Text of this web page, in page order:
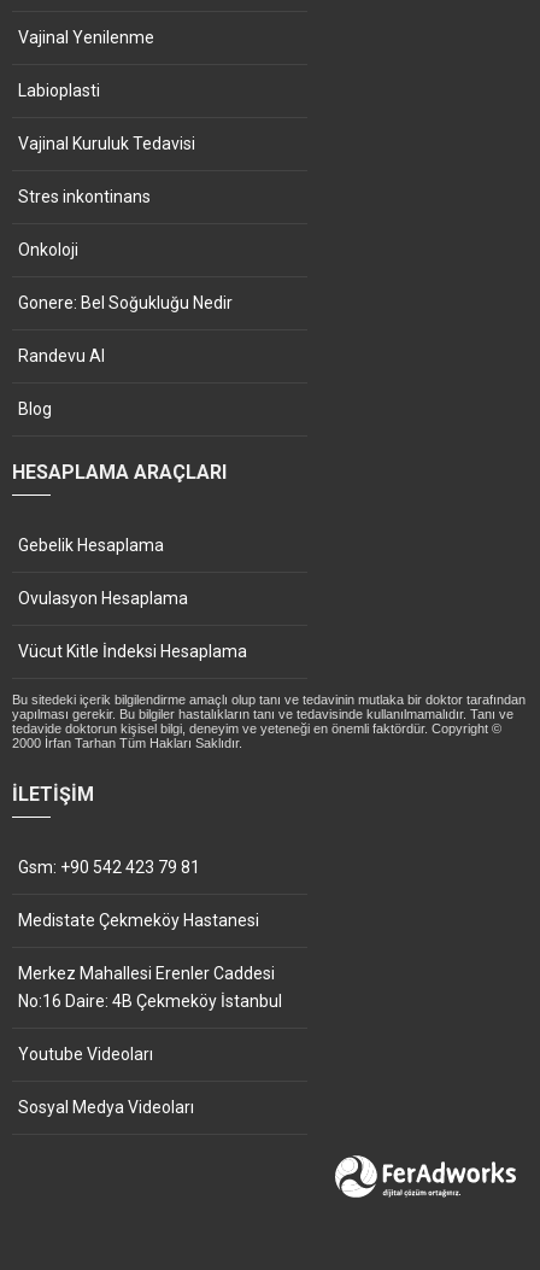
Vajinal Yenilenme
Labioplasti
Vajinal Kuruluk Tedavisi
Stres inkontinans
Onkoloji
Gonere: Bel Soğukluğu Nedir
Randevu Al
Blog
HESAPLAMA ARAÇLARI
Gebelik Hesaplama
Ovulasyon Hesaplama
Vücut Kitle İndeksi Hesaplama
Bu sitedeki içerik bilgilendirme amaçlı olup tanı ve tedavinin mutlaka bir doktor tarafından
yapılması gerekir. Bu bilgiler hastalıkların tanı ve tedavisinde kullanılmamalıdır. Tanı ve
tedavide doktorun kişisel bilgi, deneyim ve yeteneği en önemli faktördür. Copyright ©
2000 İrfan Tarhan Tüm Hakları Saklıdır.
İLETIŞIM
Gsm: +90 542 423 79 81
Medistate Çekmeköy Hastanesi
Merkez Mahallesi Erenler Caddesi
No:16 Daire: 4B Çekmeköy İstanbul
Youtube Videoları
Sosyal Medya Videoları